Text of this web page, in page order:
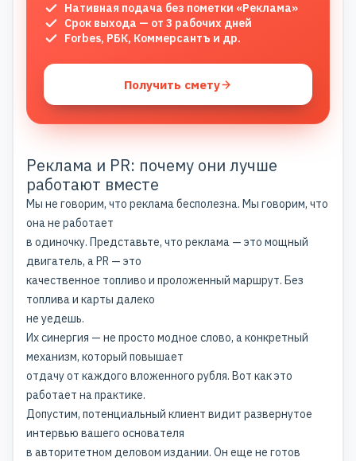
Нативная подача без пометки «Реклама»
Срок выхода — от 3 рабочих дней
Forbes, РБК, Коммерсантъ и др.
Получить смету
Реклама и PR: почему они лучше
работают вместе
Мы не говорим, что реклама бесполезна. Мы говорим, что
она не работает
в одиночку. Представьте, что реклама — это мощный
двигатель, а PR — это
качественное топливо и проложенный маршрут. Без
топлива и карты далеко
не уедешь.
Их синергия — не просто модное слово, а конкретный
механизм, который повышает
отдачу от каждого вложенного рубля. Вот как это
работает на практике.
Допустим, потенциальный клиент видит развернутое
интервью вашего основателя
в авторитетном деловом издании. Он еще не готов